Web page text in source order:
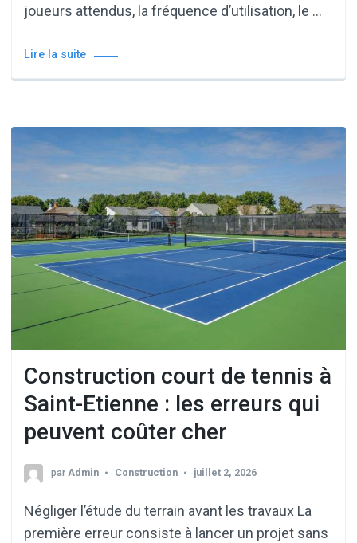
joueurs attendus, la fréquence d’utilisation, le …
Lire la suite
Construction court de tennis à
Saint-Etienne : les erreurs qui
peuvent coûter cher
parAdmin Construction juillet 2, 2026
Négliger l’étude du terrain avant les travaux La
première erreur consiste à lancer un projet sans